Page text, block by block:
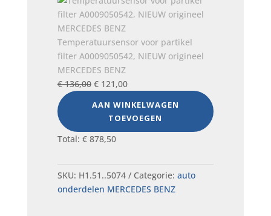
Temperatuursensor voor partikel
filter A0009050542, NIEUW origineel
MERCEDES BENZ
€136,00 Oorspronkelijke
was:
€ 136,00.
€121,00Huidige
is:
€ 121,00.
AAN WINKELWAGEN
TOEVOEGEN
Total: €878,50
SKU: H1.51..5074 Categorie: auto
onderdelen MERCEDES BENZ